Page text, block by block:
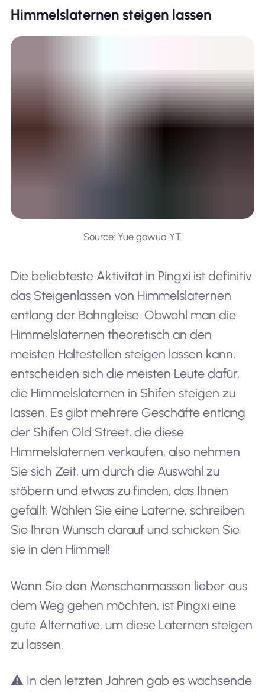
Himmelslaternen steigen lassen
Source: Yue gowua YT
Die beliebteste Aktivität in Pingxi ist definitiv
das Steigenlassen von Himmelslaternen
entlang der Bahngleise. Obwohl man die
Himmelslaternen theoretisch an den
meisten Haltestellen steigen lassen kann,
entscheiden sich die meisten Leute dafür,
die Himmelslaternen in Shifen steigen zu
lassen. Es gibt mehrere Geschäfte entlang
der Shifen Old Street, die diese
Himmelslaternen verkaufen, also nehmen
Sie sich Zeit, um durch die Auswahl zu
stöbern und etwas zu finden, das Ihnen
gefällt. Wählen Sie eine Laterne, schreiben
Sie Ihren Wunsch darauf und schicken Sie
sie in den Himmel!
Wenn Sie den Menschenmassen lieber aus
dem Weg gehen möchten, ist Pingxi eine
gute Alternative, um diese Laternen steigen
zu lassen.
⚠️ In den letzten Jahren gab es wachsende